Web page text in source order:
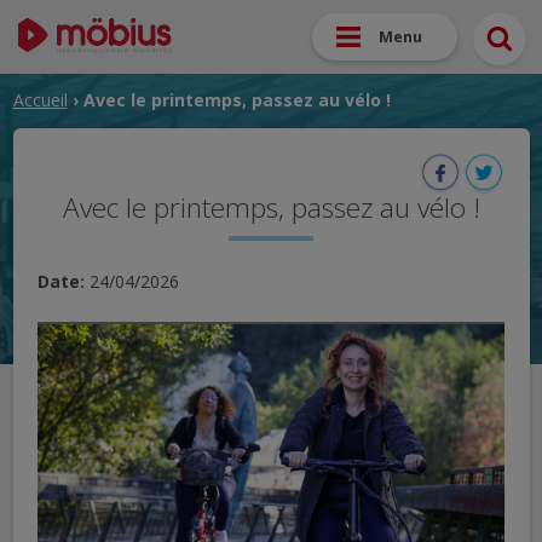
Menu
Accueil › Avec le printemps, passez au vélo !
Avec le printemps, passez au vélo !
Date: 24/04/2026